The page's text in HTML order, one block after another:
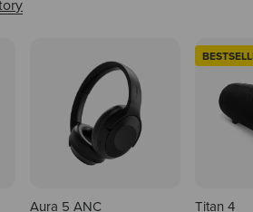
Aura 5 ANC Titan 4